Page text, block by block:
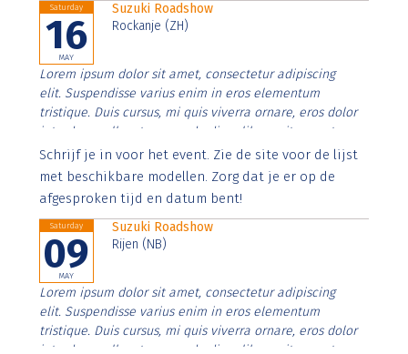
Saturday
16
MAY
Suzuki Roadshow
Rockanje (ZH)
Lorem ipsum dolor sit amet, consectetur adipiscing
elit. Suspendisse varius enim in eros elementum
tristique. Duis cursus, mi quis viverra ornare, eros dolor
interdum nulla, ut commodo diam libero vitae erat.
Aenean faucibus nibh et justo cursus id rutrum lorem
imperdiet. Nunc ut sem vitae risus tristique posuere.
Schrijf je in voor het event. Zie de site voor de lijst
met beschikbare modellen. Zorg dat je er op de
afgesproken tijd en datum bent!
Saturday
09
MAY
Suzuki Roadshow
Rijen (NB)
Lorem ipsum dolor sit amet, consectetur adipiscing
elit. Suspendisse varius enim in eros elementum
tristique. Duis cursus, mi quis viverra ornare, eros dolor
interdum nulla, ut commodo diam libero vitae erat.